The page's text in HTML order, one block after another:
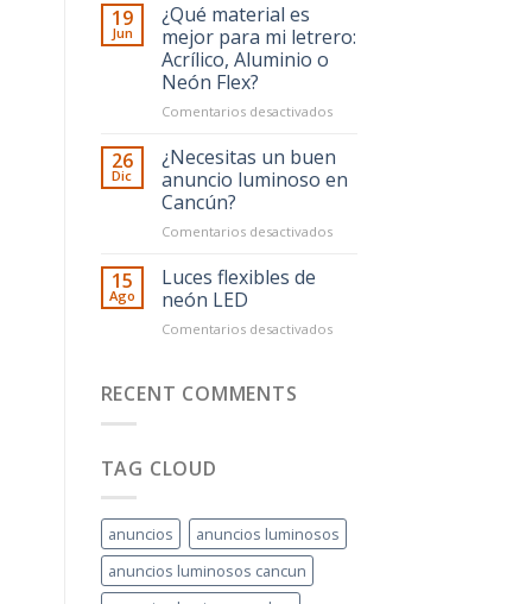
para
espectaculares
Quintana
Roo
19
Jun
¿Qué material es
mejor para mi letrero:
Acrílico, Aluminio o
Neón Flex?
Comentarios desactivadosen
material
mejor
mi
Neón
26
Dic
¿Necesitas un buen
anuncio luminoso en
Cancún?
Comentarios desactivadosen
luminoso
15
Ago
Luces flexibles de
neón LED
Comentarios desactivadosen
RECENT COMMENTS
TAG CLOUD
anuncios
anuncios luminosos
anuncios luminosos cancun